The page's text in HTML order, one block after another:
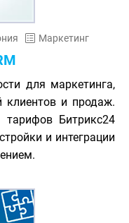
Маркетинг
для маркетинга,
клиентов и продаж.
Битрикс24
и интеграции